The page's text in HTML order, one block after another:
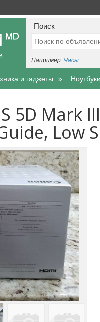
Поиск
Например: Часы
и гаджеты Ноутбуки
5D Mark
Low